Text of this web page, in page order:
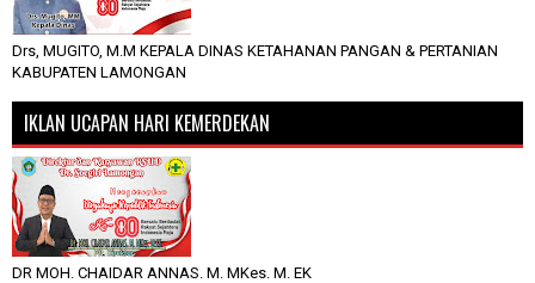
Drs, MUGITO, M.M KEPALA DINAS KETAHANAN PANGAN & PERTANIAN
KABUPATEN LAMONGAN
IKLAN UCAPAN HARI KEMERDEKAN
DR MOH. CHAIDAR ANNAS. M. MKes. M. EK